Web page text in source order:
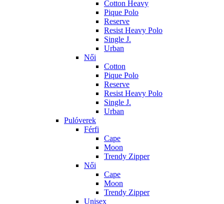
Cotton Heavy
Pique Polo
Reserve
Resist Heavy Polo
Single J.
Urban
Női
Cotton
Pique Polo
Reserve
Resist Heavy Polo
Single J.
Urban
Pulóverek
Férfi
Cape
Moon
Trendy Zipper
Női
Cape
Moon
Trendy Zipper
Unisex